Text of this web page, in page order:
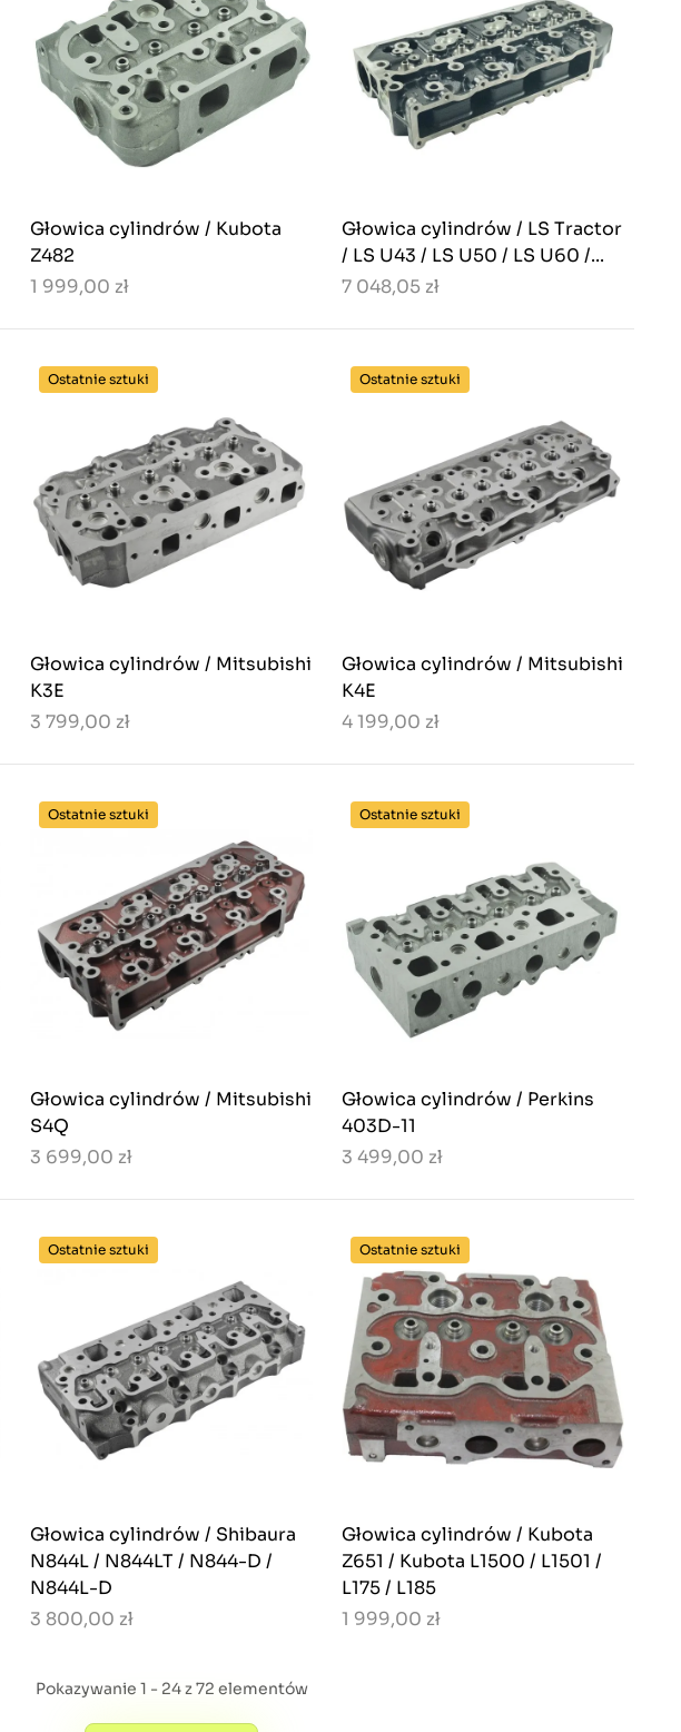
Głowica cylindrów / Kubota
Z482
1 999,00 zł
Głowica cylindrów / LS Tractor
/ LS U43 / LS U50 / LS U60 /...
7 048,05 zł
Ostatnie sztuki
Głowica cylindrów / Mitsubishi
K3E
3 799,00 zł
Ostatnie sztuki
Głowica cylindrów / Mitsubishi
K4E
4 199,00 zł
Ostatnie sztuki
Głowica cylindrów / Mitsubishi
S4Q
3 699,00 zł
Ostatnie sztuki
Głowica cylindrów / Perkins
403D-11
3 499,00 zł
Ostatnie sztuki
Głowica cylindrów / Shibaura
N844L / N844LT / N844-D /
N844L-D
3 800,00 zł
Ostatnie sztuki
Głowica cylindrów / Kubota
Z651 / Kubota L1500 / L1501 /
L175 / L185
1 999,00 zł
Pokazywanie 1 - 24 z 72 elementów